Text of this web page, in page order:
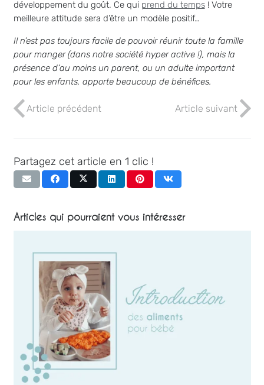
développement du goût. Ce qui prend du temps! Votre
meilleure attitude sera d’être un modèle positif…
Il n’est pas toujours facile de pouvoir réunir toute la famille
pour manger (dans notre société hyper active !), mais la
présence d’au moins un parent, ou un adulte important
pour les enfants, apporte beaucoup de bénéfices.
Article précédent Article suivant
Partagez cet article en 1 clic !
Articles qui pourraient vous intéresser